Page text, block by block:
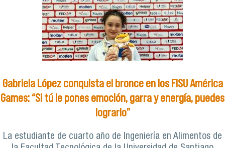
Gabriela López conquista el bronce en los FISU América
Games: “Si tú le pones emoción, garra y energía, puedes
lograrlo”
La estudiante de cuarto año de Ingeniería en Alimentos de